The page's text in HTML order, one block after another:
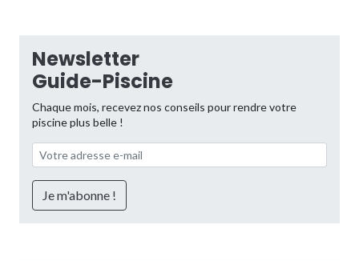
Newsletter
Guide-Piscine
Chaque mois, recevez nos conseils pour rendre votre
piscine plus belle !